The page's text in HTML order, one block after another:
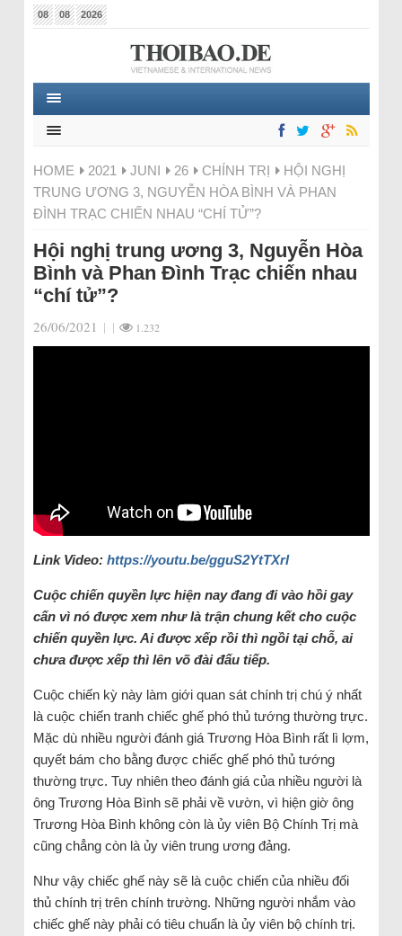
08 08 2026
HOME 2021 JUNI 26 CHÍNH TRỊ
HỘI NGHỊ
TRUNG ƯƠNG 3, NGUYỄN HÒA BÌNH VÀ PHAN
ĐÌNH TRẠC CHIẾN NHAU “CHÍ TỬ”?
Hội nghị trung ương 3, Nguyễn Hòa
Bình và Phan Đình Trạc chiến nhau
“chí tử”?
26/06/2021 | | 1.232
Link Video: https://youtu.be/gguS2YtTXrI
Cuộc chiến quyền lực hiện nay đang đi vào hồi gay
cấn vì nó được xem như là trận chung kết cho cuộc
chiến quyền lực. Ai được xếp rồi thì ngồi tại chỗ, ai
chưa được xếp thì lên võ đài đấu tiếp.
Cuộc chiến kỳ này làm giới quan sát chính trị chú ý nhất
là cuộc chiến tranh chiếc ghế phó thủ tướng thường trực.
Mặc dù nhiều người đánh giá Trương Hòa Bình rất lì lợm,
quyết bám cho bằng được chiếc ghế phó thủ tướng
thường trực. Tuy nhiên theo đánh giá của nhiều người là
ông Trương Hòa Bình sẽ phải về vườn, vì hiện giờ ông
Trương Hòa Bình không còn là ủy viên Bộ Chính Trị mà
cũng chẳng còn là ủy viên trung ương đảng.
Như vậy chiếc ghế này sẽ là cuộc chiến của nhiều đối
thủ chính trị trên chính trường. Những người nhắm vào
chiếc ghế này phải có tiêu chuẩn là ủy viên bộ chính trị.